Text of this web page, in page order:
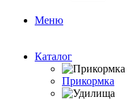
Меню
Каталог
Прикормка